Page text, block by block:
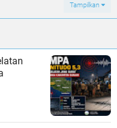
Tampilkan